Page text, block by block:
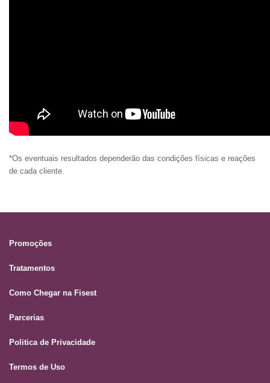
*Os eventuais resultados dependerão das condições físicas e reações
de cada cliente.
Promoções
Tratamentos
Como Chegar na Fisest
Parcerias
Politica de Privacidade
Termos de Uso